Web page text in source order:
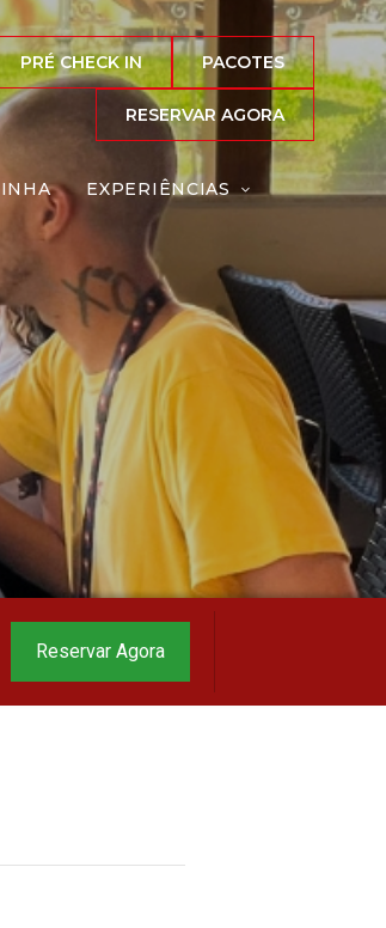
PRÉ CHECK IN PACOTES
RESERVAR AGORA
EXPERIÊNCIAS
Reserve agora, com
o melhor preço
garantido
▼
Reservar Agora